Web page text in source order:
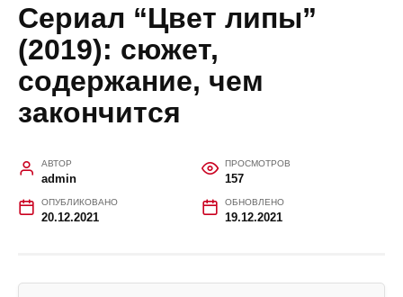
Сериал “Цвет липы”
(2019): сюжет,
содержание, чем
закончится
АВТОР
admin
ПРОСМОТРОВ
157
ОПУБЛИКОВАНО
20.12.2021
ОБНОВЛЕНО
19.12.2021